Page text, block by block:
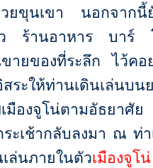
ยขุนเขา นอกจากนี้
ว ร้านอาหาร บาร์
ายของที่ระลึก ไว้คอ
ระให้ท่านเดินเล่นบน
เมืองจูโน่ตามอัธยาศั
ะเช้ากลับลงมา ณ ท่า
ล่นภายในตัวเมืองจูโน่